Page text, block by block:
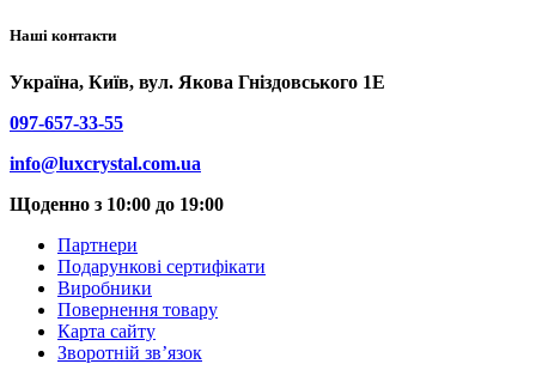
Наші контакти
Україна, Київ, вул. Якова Гніздовського 1Е
097-657-33-55
info@luxcrystal.com.ua
Щоденно з 10:00 до 19:00
Партнери
Подарункові сертифікати
Виробники
Повернення товару
Карта сайту
Зворотній зв’язок